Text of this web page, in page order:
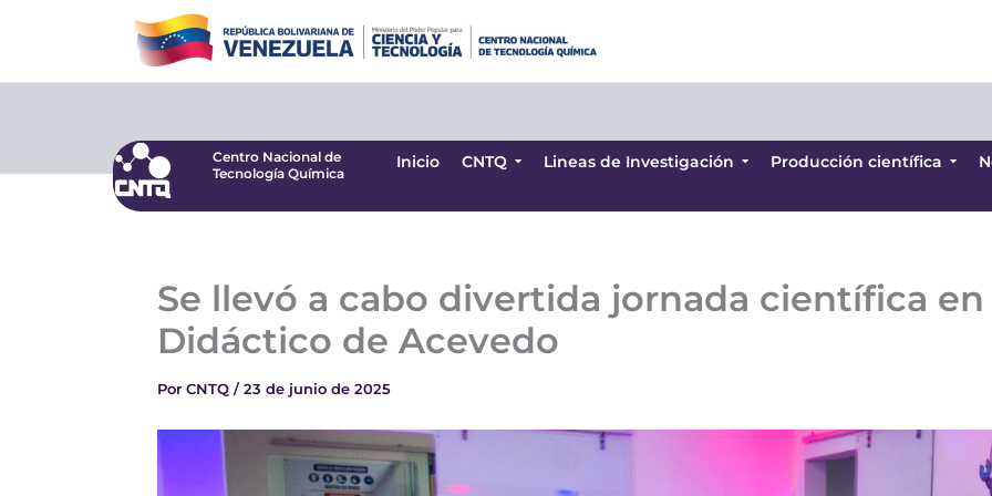
Tecnología Química
CNTQ
Centro Nacional de
Tecnología Química
Inicio CNTQ Lineas de Investigación Producción científica
Se llevó a cabo divertida jornada científica
Didáctico de Acevedo
Por CNTQ /23 de junio de 2025